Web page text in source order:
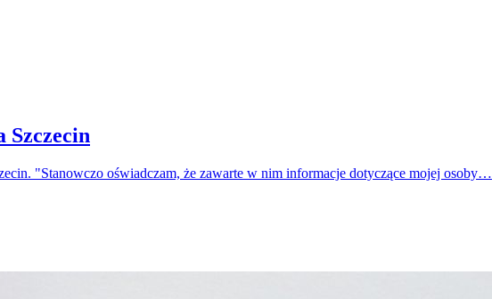
"Stanowczo oświadczam, że zawarte w nim informacje dotyczące mojej osoby…